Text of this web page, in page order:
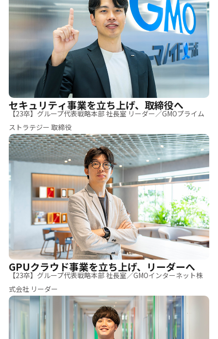
セキュリティ事業を立ち上げ、取締役へ
【23卒】グループ代表戦略本部 社長室 リーダー／GMOプライム
ストラテジー 取締役
GPUクラウド事業を立ち上げ、リーダーへ
【23卒】グループ代表戦略本部 社長室／GMOインターネット株
式会社 リーダー